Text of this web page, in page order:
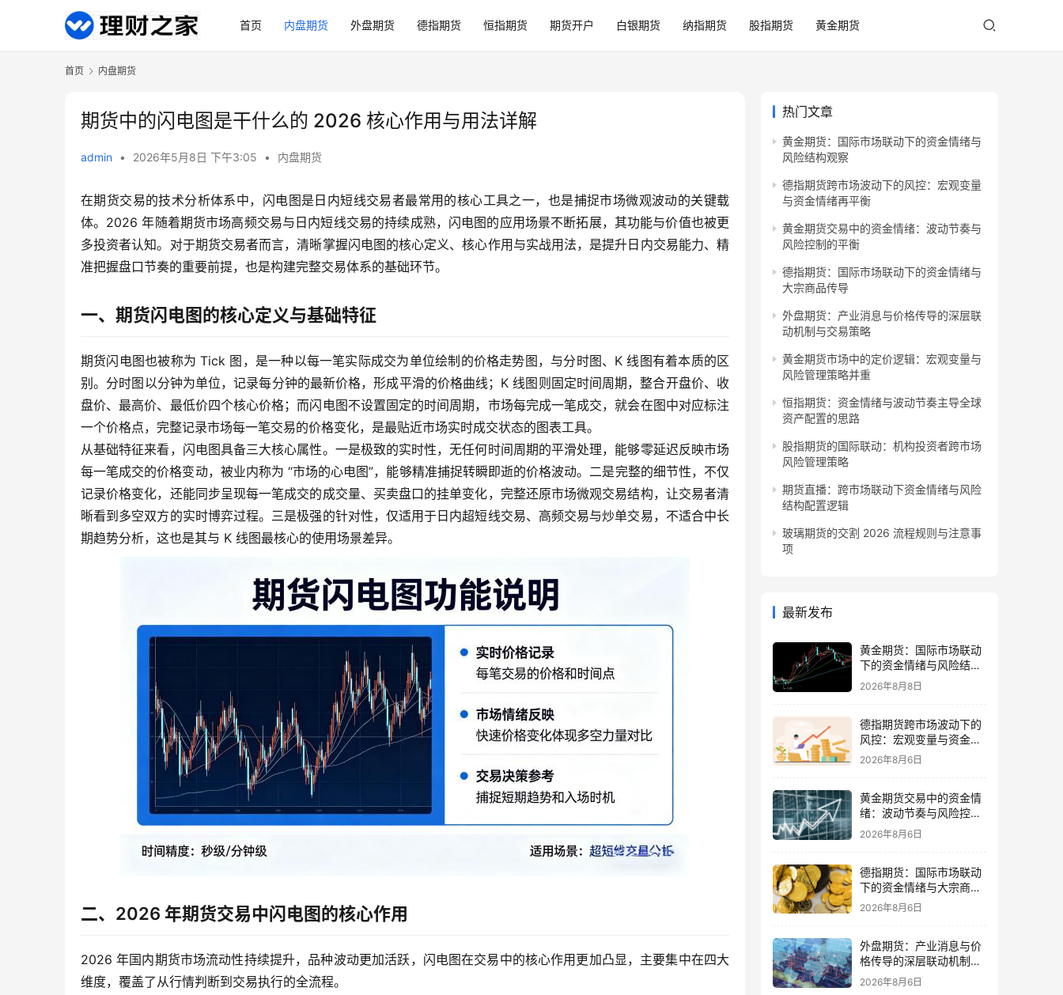
首页 内盘期货 外盘期货 德指期货 恒指期货 期货开户 白银期货 纳指期货 股指期货 黄金期货
首页 内盘期货
期货中的闪电图是干什么的 2026 核心作用与用法详解
admin • 2026年5月8日 下午3:05 • 内盘期货
在期货交易的技术分析体系中，闪电图是日内短线交易者最常用的核心工具之一，也是捕捉市场微观波动的关键载
体。2026 年随着期货市场高频交易与日内短线交易的持续成熟，闪电图的应用场景不断拓展，其功能与价值也被更
多投资者认知。对于期货交易者而言，清晰掌握闪电图的核心定义、核心作用与实战用法，是提升日内交易能力、精
准把握盘口节奏的重要前提，也是构建完整交易体系的基础环节。
一、期货闪电图的核心定义与基础特征
期货闪电图也被称为 Tick 图，是一种以每一笔实际成交为单位绘制的价格走势图，与分时图、K 线图有着本质的区
别。分时图以分钟为单位，记录每分钟的最新价格，形成平滑的价格曲线；K 线图则固定时间周期，整合开盘价、收
盘价、最高价、最低价四个核心价格；而闪电图不设置固定的时间周期，市场每完成一笔成交，就会在图中对应标注
一个价格点，完整记录市场每一笔交易的价格变化，是最贴近市场实时成交状态的图表工具。
从基础特征来看，闪电图具备三大核心属性。一是极致的实时性，无任何时间周期的平滑处理，能够零延迟反映市场
每一笔成交的价格变动，被业内称为 “市场的心电图”，能够精准捕捉转瞬即逝的价格波动。二是完整的细节性，不仅
记录价格变化，还能同步呈现每一笔成交的成交量、买卖盘口的挂单变化，完整还原市场微观交易结构，让交易者清
晰看到多空双方的实时博弈过程。三是极强的针对性，仅适用于日内超短线交易、高频交易与炒单交易，不适合中长
期趋势分析，这也是其与 K 线图最核心的使用场景差异。
二、2026 年期货交易中闪电图的核心作用
2026 年国内期货市场流动性持续提升，品种波动更加活跃，闪电图在交易中的核心作用更加凸显，主要集中在四大
维度，覆盖了从行情判断到交易执行的全流程。
热门文章
黄金期货：国际市场联动下的资金情绪与
风险结构观察
德指期货跨市场波动下的风控：宏观变量
与资金情绪再平衡
黄金期货交易中的资金情绪：波动节奏与
风险控制的平衡
德指期货：国际市场联动下的资金情绪与
大宗商品传导
外盘期货：产业消息与价格传导的深层联
动机制与交易策略
黄金期货市场中的定价逻辑：宏观变量与
风险管理策略并重
恒指期货：资金情绪与波动节奏主导全球
资产配置的思路
股指期货的国际联动：机构投资者跨市场
风险管理策略
期货直播：跨市场联动下资金情绪与风险
结构配置逻辑
玻璃期货的交割 2026 流程规则与注意事
项
最新发布
黄金期货：国际市场联动
下的资金情绪与风险结构
观察
2026年8月8日
德指期货跨市场波动下的
风控：宏观变量与资金情
绪再平衡
2026年8月6日
黄金期货交易中的资金情
绪：波动节奏与风险控制
的平衡
2026年8月6日
德指期货：国际市场联动
下的资金情绪与大宗商品
传导
2026年8月6日
外盘期货：产业消息与价
格传导的深层联动机制与
交易策略
2026年8月6日